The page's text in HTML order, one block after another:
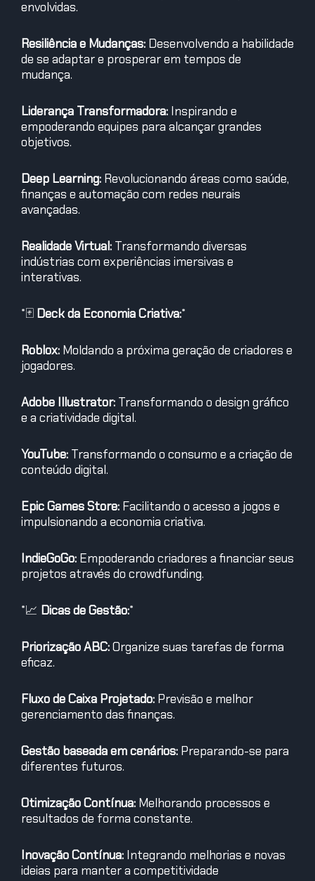
envolvidas.
Resiliência e Mudanças: Desenvolvendo a habilidade
de se adaptar e prosperar em tempos de
mudança.
Liderança Transformadora: Inspirando e
empoderando equipes para alcançar grandes
objetivos.
Deep Learning: Revolucionando áreas como saúde,
finanças e automação com redes neurais
avançadas.
Realidade Virtual: Transformando diversas
indústrias com experiências imersivas e
interativas.
*🃏 Deck da Economia Criativa:*
Roblox: Moldando a próxima geração de criadores e
jogadores.
Adobe Illustrator: Transformando o design gráfico
e a criatividade digital.
YouTube: Transformando o consumo e a criação de
conteúdo digital.
Epic Games Store: Facilitando o acesso a jogos e
impulsionando a economia criativa.
IndieGoGo: Empoderando criadores a financiar seus
projetos através do crowdfunding.
*📈 Dicas de Gestão:*
Priorização ABC:Organize suas tarefas de forma
eficaz.
Fluxo de Caixa Projetado: Previsão e melhor
gerenciamento das finanças.
Gestão baseada em cenários: Preparando-se para
diferentes futuros.
Otimização Contínua: Melhorando processos e
resultados de forma constante.
Inovação Contínua: Integrando melhorias e novas
ideias para manter a competitividade